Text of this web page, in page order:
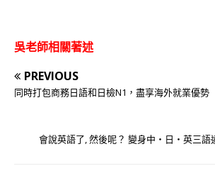
吳老師相關著述
PREVIOUS
同時打包商務日語和日檢N1，盡享海外就業優勢
會說英語了, 然後呢？ 變身中‧日‧英三語